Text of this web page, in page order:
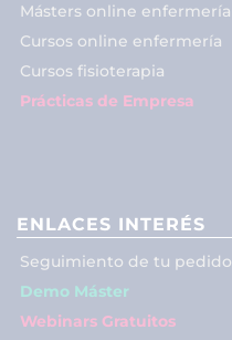
Másters online enfermería
Cursos online enfermería
Cursos fisioterapia
Prácticas de Empresa
ENLACES INTERÉS
Seguimiento de tu pedido
Demo Máster
Webinars Gratuitos